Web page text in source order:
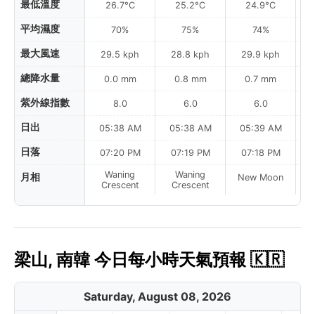
最低溫度
平均濕度
最大風速
總降水量
紫外線指數
日出
日落
月相
26.7°C
70%
29.5 kph
0.0 mm
8.0
05:38 AM
07:20 PM
Waning
Crescent
25.2°C
75%
28.8 kph
0.8 mm
6.0
05:38 AM
07:19 PM
Waning
Crescent
24.9°C
74%
29.9 kph
0.7 mm
6.0
05:39 AM
07:18 PM
New Moon
梁山, 南韓 今日每小時天氣預報 🇰🇷
Saturday, August 08, 2026